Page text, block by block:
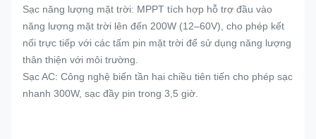
Sạc năng lượng mặt trời: MPPT tích hợp hỗ trợ đầu vào
năng lượng mặt trời lên đến 200W (12–60V), cho phép kết
nối trực tiếp với các tấm pin mặt trời để sử dụng năng lượng
thân thiện với môi trường.
Sạc AC: Công nghệ biến tần hai chiều tiên tiến cho phép sạc
nhanh 300W, sạc đầy pin trong 3,5 giờ.